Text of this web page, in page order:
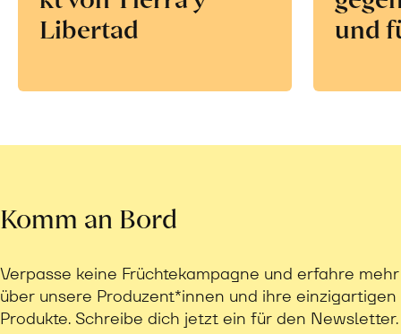
Libertad
und
Komm an Bord
Verpasse keine Früchtekampagne und erfahre mehr
über unsere Produzent*innen und ihre einzigartigen
Produkte. Schreibe dich jetzt ein für den Newsletter.